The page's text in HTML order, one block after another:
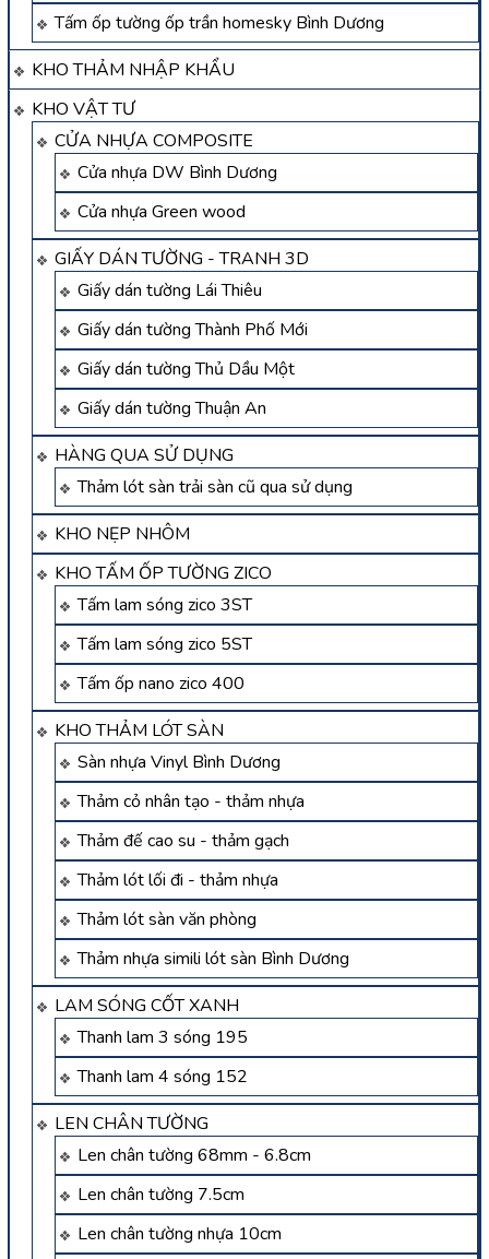
Tấm ốp tường ốp trần homesky Bình Dương
KHO THẢM NHẬP KHẨU
KHO VẬT TƯ
CỬA NHỰA COMPOSITE
Cửa nhựa DW Bình Dương
Cửa nhựa Green wood
GIẤY DÁN TƯỜNG - TRANH 3D
Giấy dán tường Lái Thiêu
Giấy dán tường Thành Phố Mới
Giấy dán tường Thủ Dầu Một
Giấy dán tường Thuận An
HÀNG QUA SỬ DỤNG
Thảm lót sàn trải sàn cũ qua sử dụng
KHO NẸP NHÔM
KHO TẤM ỐP TƯỜNG ZICO
Tấm lam sóng zico 3ST
Tấm lam sóng zico 5ST
Tấm ốp nano zico 400
KHO THẢM LÓT SÀN
Sàn nhựa Vinyl Bình Dương
Thảm cỏ nhân tạo - thảm nhựa
Thảm đế cao su - thảm gạch
Thảm lót lối đi - thảm nhựa
Thảm lót sàn văn phòng
Thảm nhựa simili lót sàn Bình Dương
LAM SÓNG CỐT XANH
Thanh lam 3 sóng 195
Thanh lam 4 sóng 152
LEN CHÂN TƯỜNG
Len chân tường 68mm - 6.8cm
Len chân tường 7.5cm
Len chân tường nhựa 10cm